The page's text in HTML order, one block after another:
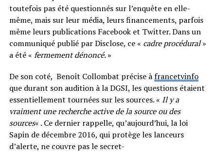
toutefois pas été questionnés sur l’enquête en elle-
même, mais sur leur média, leurs financements, parfois
même leurs publications Facebook et Twitter. Dans un
communiqué publié par Disclose, ce « cadre procédural»
a été « fermement dénoncé. »
De son coté, Benoît Collombat précise àfrancetvinfo
que durant son audition à la DGSI, les questions étaient
essentiellement tournées sur les sources. « Il y a
vraiment une recherche active de la source ou des
sources« . Ce dernier rappelle, qu’aujourd’hui, la loi
Sapin de décembre 2016, qui protège les lanceurs
d’alerte, ne couvre pas le secret-